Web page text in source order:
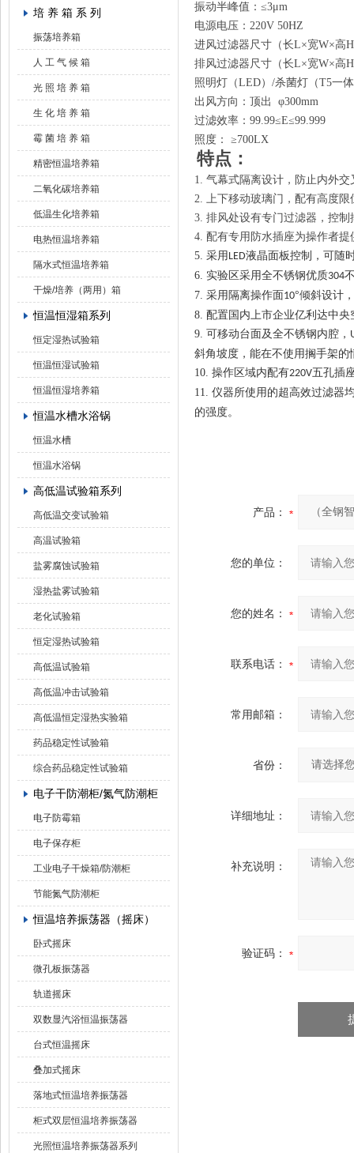
培 养 箱 系 列
振荡培养箱
人 工 气 候 箱
光 照 培 养 箱
生 化 培 养 箱
霉 菌 培 养 箱
精密恒温培养箱
二氧化碳培养箱
低温生化培养箱
电热恒温培养箱
隔水式恒温培养箱
干燥/培养（两用）箱
恒温恒湿箱系列
恒定湿热试验箱
恒温恒湿试验箱
恒温恒湿培养箱
恒温水槽水浴锅
恒温水槽
恒温水浴锅
高低温试验箱系列
高低温交变试验箱
高温试验箱
盐雾腐蚀试验箱
湿热盐雾试验箱
老化试验箱
恒定湿热试验箱
高低温试验箱
高低温冲击试验箱
高低温恒定湿热实验箱
药品稳定性试验箱
综合药品稳定性试验箱
电子干防潮柜/氮气防潮柜
电子防霉箱
电子保存柜
工业电子干燥箱/防潮柜
节能氮气防潮柜
恒温培养振荡器（摇床）
卧式摇床
微孔板振荡器
轨道摇床
双数显汽浴恒温振荡器
台式恒温摇床
叠加式摇床
落地式恒温培养振荡器
柜式双层恒温培养振荡器
光照恒温培养振荡器系列
振动半峰值： ≤3μm
电源电压： 220V 50HZ
进风过滤器尺寸（长L×宽W×高
排风过滤器尺寸（长L×宽W×高
照明灯（LED）/杀菌灯（T5一
出风方向：顶出
φ300mm
过滤效率： 99.99≤E≤99.999
照度：
≥700LX
特点：
1. 气幕式隔离设计，防止内外
2. 上下移动玻璃门，配有高度
3. 排风处设有专门过滤器，控制
4. 配有专用防水插座为操作者提
5. 采用 LED液晶面板控制，可随
6. 实验区采用全不锈钢优质304
7. 采用隔离操作面10°倾斜设计
8. 配置国内上市企业亿利达中
9. 可移动台面及全不锈钢内腔，
斜角坡度，能在不使用搁手架
10. 操作区域内配有220V五孔插
11. 仪器所使用的超高效过滤器
的强度。
产品：
您的单位：
您的姓名：
联系电话：
常用邮箱：
省份：
详细地址：
补充说明：
验证码：